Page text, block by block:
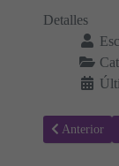
Detalles
Artículo
Anterior